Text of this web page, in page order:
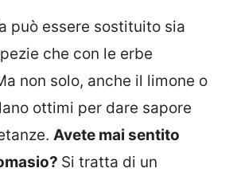
può essere sostituito sia
che con le erbe
non solo, anche il limone o
ottimi per dare sapore
Avete mai sentito
Si tratta di un